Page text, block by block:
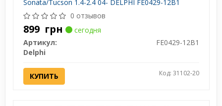
Sonata/Tucson 1.4-2.4 04- DELPHI FE0429-12B1
0 отзывов
899 грн
сегодня
Артикул:
FE0429-12B1
Delphi
КУПИТЬ Код: 31102-20